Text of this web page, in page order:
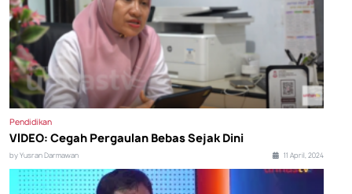
Pendidikan
VIDEO: Cegah Pergaulan Bebas Sejak Dini
by Yusran Darmawan 11 April, 2024